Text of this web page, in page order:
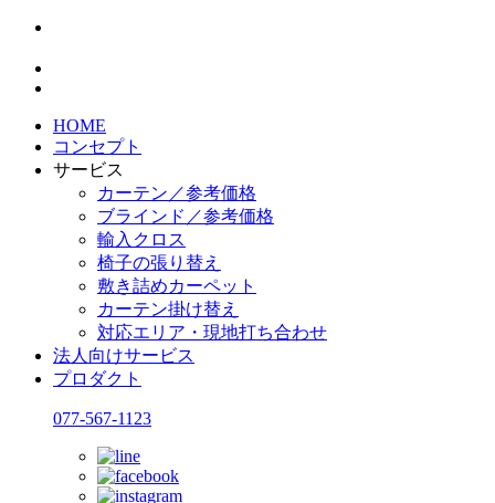
HOME
コンセプト
サービス
カーテン／参考価格
ブラインド／参考価格
輸入クロス
椅子の張り替え
敷き詰めカーペット
カーテン掛け替え
対応エリア・現地打ち合わせ
法人向けサービス
プロダクト
077-567-1123